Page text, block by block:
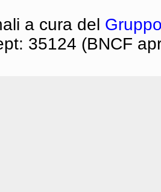
a cura del
35124 (BNCF